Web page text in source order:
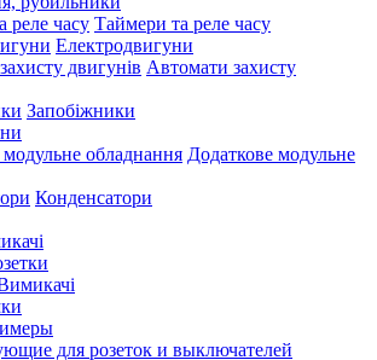
Таймери та реле часу
Електродвигуни
Автомати захисту
Запобіжники
Додаткове модульне
Конденсатори